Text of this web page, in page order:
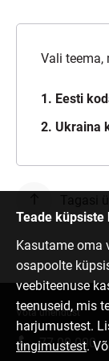
Vali teema,
1. Eesti
2. Ukraina
Teade
Kasutame oma
osapoolte
veebiteenuse
teenuseid, mis
harjumustest.
tingimustest.
Võta ühendust
77 00 000